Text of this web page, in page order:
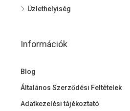
Üzlethelyiség
Információk
Blog
Általános Szerződési Feltételek
Adatkezelési tájékoztató